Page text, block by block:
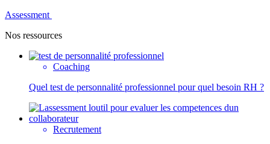
Assessment
Nos ressources
Coaching
Quel test de personnalité professionnel pour quel besoin RH ?
Recrutement